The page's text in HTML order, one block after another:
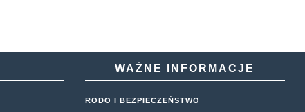
WAŻNE INFORMACJE
RODO I BEZPIECZEŃSTWO